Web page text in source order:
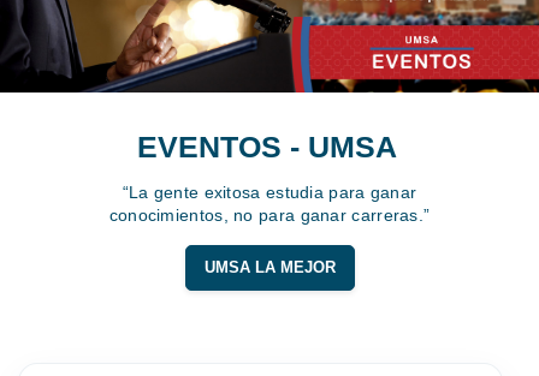
EVENTOS - UMSA
“La gente exitosa estudia para ganar
conocimientos, no para ganar carreras.”
UMSA LA MEJOR